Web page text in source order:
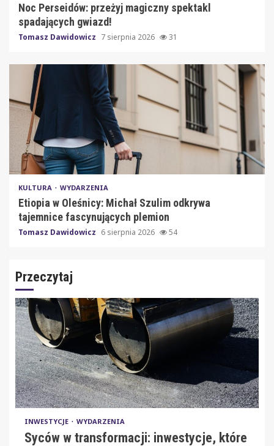
Noc Perseidów: przeżyj magiczny spektakl
spadających gwiazd!
Tomasz Dawidowicz 7 sierpnia 2026 31
KULTURA WYDARZENIA
Etiopia w Oleśnicy: Michał Szulim odkrywa
tajemnice fascynujących plemion
Tomasz Dawidowicz 6 sierpnia 2026 54
Przeczytaj
INWESTYCJE WYDARZENIA
Syców w transformacji: inwestycje, które